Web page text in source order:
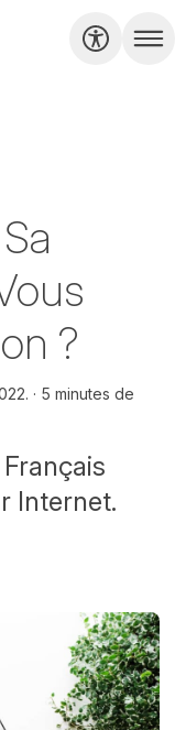
?
5 minutes de
Internet.